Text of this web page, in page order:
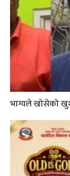
भाग्यले खोसेको